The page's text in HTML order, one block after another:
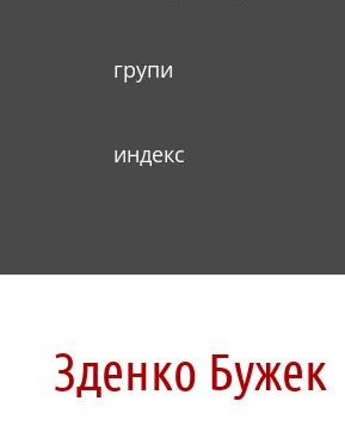
групи
индекс
Зденко Бужек